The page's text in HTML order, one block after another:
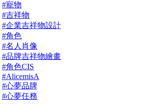
#寵物
#吉祥物
#企業吉祥物設計
#角色
#名人肖像
#品牌吉祥物繪畫
#角色CIS
#AlicemisA
#心夢品牌
#心夢任務